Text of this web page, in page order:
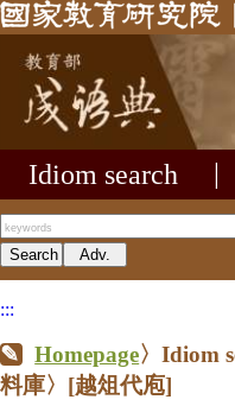
Idiom search
:::
Homepage〉Idiom
料庫〉 [越俎代庖]